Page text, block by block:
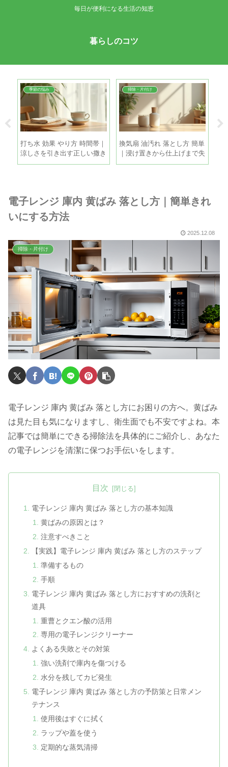
毎日が便利になる生活の知恵
暮らしのコツ
季節の悩み
打ち水 効果 やり方 時間帯｜
涼しさを引き出す正しい撒き
方と注意点
掃除・片付け
換気扇 油汚れ 落とし方 簡単
｜浸け置きから仕上げまで失
敗しない時短掃除
電子レンジ 庫内 黄ばみ 落とし方｜簡単きれ
いにする方法
2025.12.08
掃除・片付け
電子レンジ 庫内 黄ばみ 落とし方にお困りの方へ。黄ばみ
は見た目も気になりますし、衛生面でも不安ですよね。本
記事では簡単にできる掃除法を具体的にご紹介し、あなた
の電子レンジを清潔に保つお手伝いをします。
目次
電子レンジ 庫内 黄ばみ 落とし方の基本知識
黄ばみの原因とは？
注意すべきこと
【実践】電子レンジ 庫内 黄ばみ 落とし方のステップ
準備するもの
手順
電子レンジ 庫内 黄ばみ 落とし方におすすめの洗剤と
道具
重曹とクエン酸の活用
専用の電子レンジクリーナー
よくある失敗とその対策
強い洗剤で庫内を傷つける
水分を残してカビ発生
電子レンジ 庫内 黄ばみ 落とし方の予防策と日常メン
テナンス
使用後はすぐに拭く
ラップや蓋を使う
定期的な蒸気清掃